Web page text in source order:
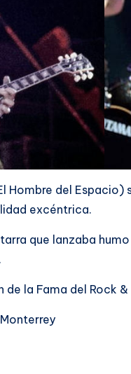
Hombre del
excéntrica.
que lanzaba
de la Fama del Rock